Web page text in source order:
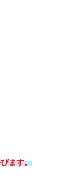
ます。